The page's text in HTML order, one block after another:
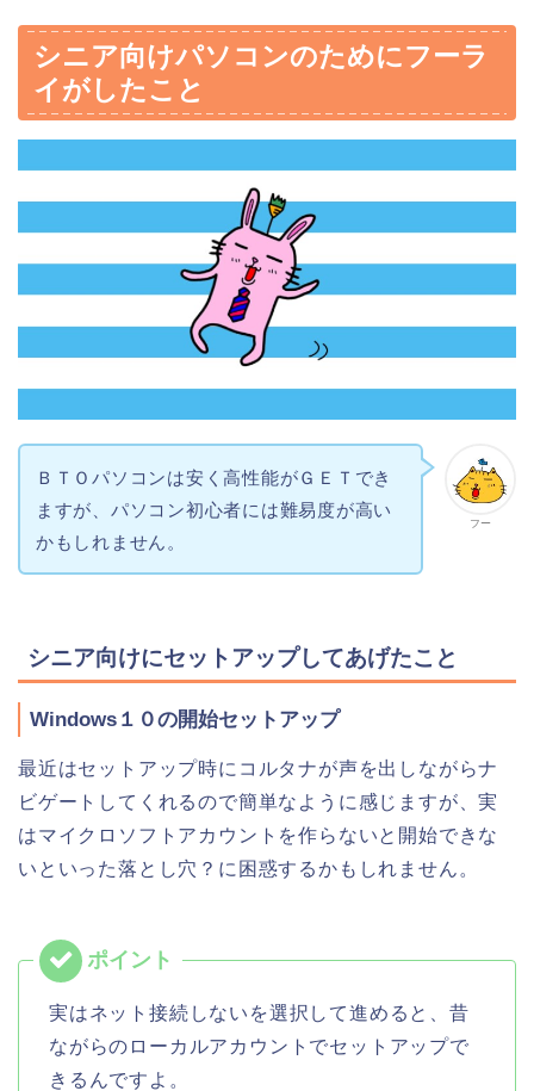
シニア向けパソコンのためにフーラ
イがしたこと
フー
ＢＴＯパソコンは安く高性能がＧＥＴでき
ますが、パソコン初心者には難易度が高い
かもしれません。
シニア向けにセットアップしてあげたこと
Windows１０の開始セットアップ
最近はセットアップ時にコルタナが声を出しながらナ
ビゲートしてくれるので簡単なように感じますが、実
はマイクロソフトアカウントを作らないと開始できな
いといった落とし穴？に困惑するかもしれません。
実はネット接続しないを選択して進めると、昔
ながらのローカルアカウントでセットアップで
きるんですよ。